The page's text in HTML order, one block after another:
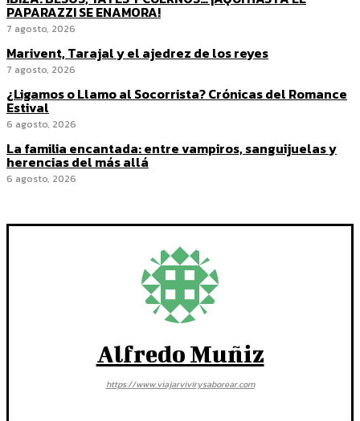
PAPARAZZI SE ENAMORA!
7 agosto, 2026
Marivent, Tarajal y el ajedrez de los reyes
7 agosto, 2026
¿Ligamos o Llamo al Socorrista? Crónicas del Romance
Estival
6 agosto, 2026
La familia encantada: entre vampiros, sanguijuelas y
herencias del más allá
6 agosto, 2026
Alfredo Muñiz
https://www.viajarvivirysaborear.com